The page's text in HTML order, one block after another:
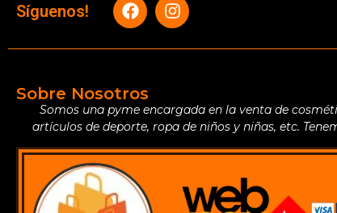
Síguenos!
Sobre Nosotros
Somos una pyme encargada en la venta de
artículos de deporte, ropa de niños y niñas, etc.